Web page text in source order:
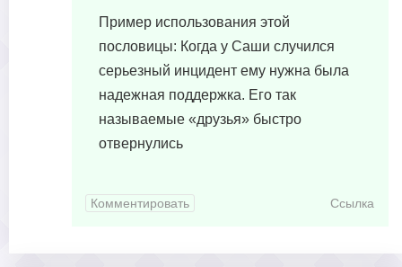
Пример использования этой
пословицы: Когда у Саши случился
серьезный инцидент ему нужна была
надежная поддержка. Его так
называемые «друзья» быстро
отвернулись
Комментировать Ссылка